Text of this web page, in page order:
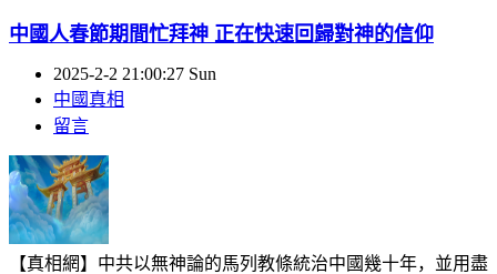
中國人春節期間忙拜神 正在快速回歸對神的信仰
2025-2-2 21:00:27 Sun
中國真相
留言
【真相網】中共以無神論的馬列教條統治中國幾十年，並用盡